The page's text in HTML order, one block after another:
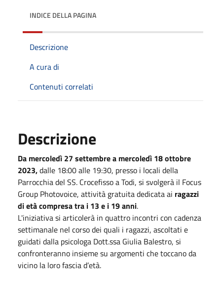
INDICE DELLA PAGINA
Descrizione
A cura di
Contenuti correlati
Descrizione
Da mercoledì 27 settembre a mercoledì 18 ottobre
2023,dalle 18:00 alle 19:30, presso i locali della
Parrocchia del SS. Crocefisso a Todi, si svolgerà il Focus
Group Photovoice, attività gratuita dedicata ai ragazzi
di età compresa tra i 13 e i 19 anni.
L'iniziativa si articolerà in quattro incontri con cadenza
settimanale nel corso dei quali i ragazzi, ascoltati e
guidati dalla psicologa Dott.ssa Giulia Balestro, si
confronteranno insieme su argomenti che toccano da
vicino la loro fascia d’età.